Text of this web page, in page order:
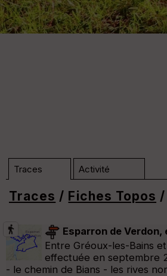
Traces Activité
Traces / Fiches Topos
Dossier Topo divers
Trier
Esparron de
Entre Gréoux-les-Bains
effectuée en septembre
- le chemin de Bians - les rives